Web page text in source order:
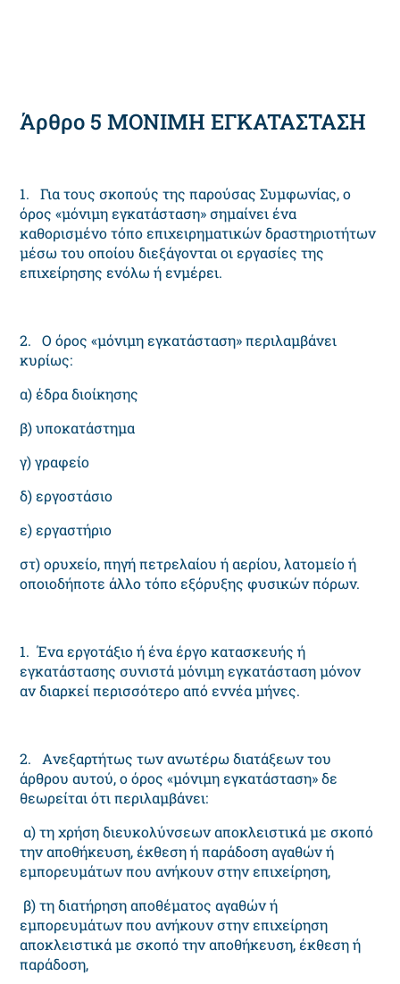
Άρθρο 5 MONIMH EΓKATAΣTAΣH
1. Για τους σκοπούς της παρούσας Συμφωνίας, ο
όρος «μόνιμη εγκατάσταση» σημαίνει ένα
καθορισμένο τόπο επιχειρηματικών δραστηριοτήτων
μέσω του οποίου διεξάγονται οι εργασίες της
επιχείρησης ενόλω ή ενμέρει.
2. O όρος «μόνιμη εγκατάσταση» περιλαμβάνει
κυρίως:
α) έδρα διοίκησης
β) υποκατάστημα
γ) γραφείο
δ) εργοστάσιο
ε) εργαστήριο
στ) ορυχείο, πηγή πετρελαίου ή αερίου, λατομείο ή
οποιοδήποτε άλλο τόπο εξόρυξης φυσικών πόρων.
1. Ένα εργοτάξιο ή ένα έργο κατασκευής ή
εγκατάστασης συνιστά μόνιμη εγκατάσταση μόνον
αν διαρκεί περισσότερο από εννέα μήνες.
2. Aνεξαρτήτως των ανωτέρω διατάξεων του
άρθρου αυτού, ο όρος «μόνιμη εγκατάσταση» δε
θεωρείται ότι περιλαμβάνει:
α) τη χρήση διευκολύνσεων αποκλειστικά με σκοπό
την αποθήκευση, έκθεση ή παράδοση αγαθών ή
εμπορευμάτων που ανήκουν στην επιχείρηση,
β) τη διατήρηση αποθέματος αγαθών ή
εμπορευμάτων που ανήκουν στην επιχείρηση
αποκλειστικά με σκοπό την αποθήκευση, έκθεση ή
παράδοση,